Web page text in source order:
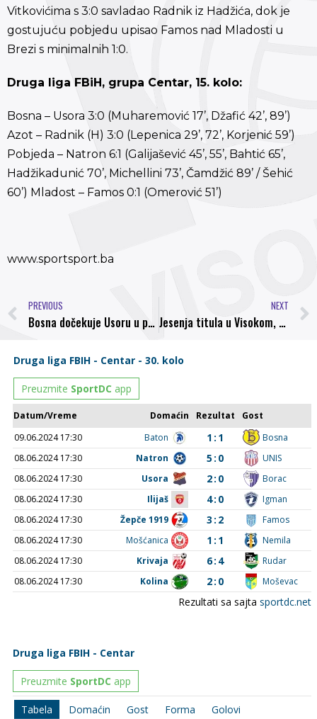
Vitkovićima s 3:0 savladao Radnik iz Hadžića, dok je
gostujuću pobjedu upisao Famos nad Mladosti u
Brezi s minimalnih 1:0.
Druga liga FBiH, grupa Centar, 15. kolo:
Bosna – Usora 3:0 (Muharemović 17’, Džafić 42’, 89’)
Azot – Radnik (H) 3:0 (Lepenica 29’, 72’, Korjenić 59’)
Pobjeda – Natron 6:1 (Galijašević 45’, 55’, Bahtić 65’,
Hadžikadunić 70’, Michellini 73’, Čamdžić 89’ / Šehić
60’) Mladost – Famos 0:1 (Omerović 51’)
www.sportsport.ba
PREVIOUS
Bosna dočekuje Usoru u posljednjem kolu
NEXT
Jesenja titula u Visokom, Bosna – Usora 3:0 (2:0)